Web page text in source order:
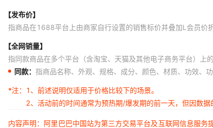
【发布价】
指商品在1688平台上由商家自行设置的销售标价并叠加L会员价
【全网销量】
指同款商品在多个平台（含淘宝、天猫及其他电子商务平台）上
同款： 指商品名称、外观、规格、成分、颜色、材质、功效、
*注：
1、前述说明仅适用于价格比较下的场景。
2、活动前的时间通常为预热期/爆发期的前一天，但因数
内容声明：阿里巴巴中国站为第三方交易平台及互联网信息服